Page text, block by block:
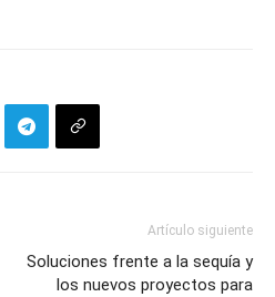
Artículo siguiente
Soluciones frente a la sequía y
los nuevos proyectos para